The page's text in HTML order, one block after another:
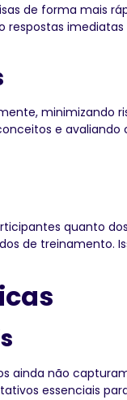
de forma mais
minimizando
e
quanto
de treinamento.
não
essenciais